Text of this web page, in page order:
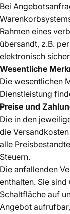
Bei
Rahmen eines
übersandt, z.B.
elektronisch
Wesentliche
Die wesentlichen
Dienstleistung
Preise und
Die in den
die
alle
Steuern.
Die anfallenden
enthalten. Sie
Schaltfläche auf
Angebot